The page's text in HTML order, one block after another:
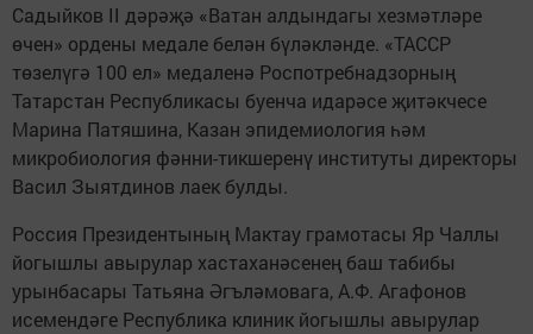
Садыйков II дәрәҗә «Ватан алдындагы хезмәтләре
өчен» ордены медале белән бүләкләнде. «ТАССР
төзелүгә 100 ел» медаленә Роспотребнадзорның
Татарстан Республикасы буенча идарәсе җитәкчесе
Марина Патяшина, Казан эпидемиология һәм
микробиология фәнни-тикшеренү институты директоры
Васил Зыятдинов лаек булды.
Россия Президентының Мактау грамотасы Яр Чаллы
йогышлы авырулар хастаханәсенең баш табибы
урынбасары Татьяна Әгъләмовага, А.Ф. Агафонов
исемендәге Республика клиник йогышлы авырулар